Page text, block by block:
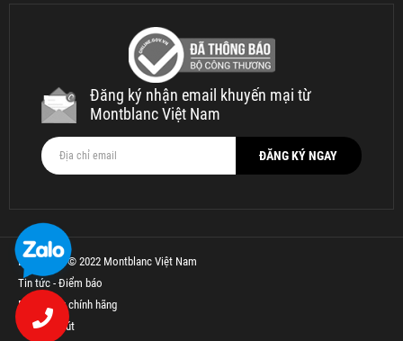
Đăng ký nhận email khuyến mại từ
Montblanc Việt Nam
Bản quyền © 2022 Montblanc Việt Nam
Tin tức - Điểm báo
Bút Parker chính hãng
Thế Giới Bút